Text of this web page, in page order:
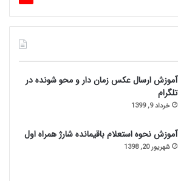
آموزش ارسال عکس زمان دار و محو شونده در
تلگرام
خرداد 9, 1399
آموزش نحوه استعلام باقیمانده شارژ همراه اول
شهریور 20, 1398